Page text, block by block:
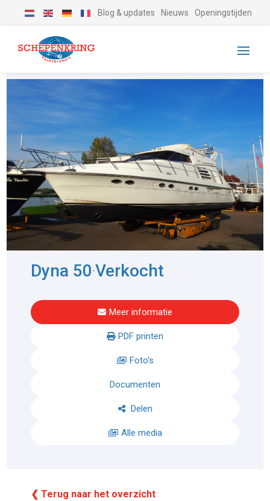
Blog & updates Nieuws Openingstijden
Dyna 50-Verkocht
Meer informatie
PDF printen
Foto's
Documenten
Delen
Alle media
❮ Terug naar het overzicht